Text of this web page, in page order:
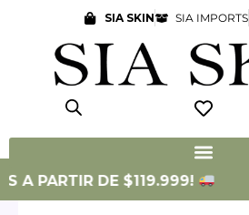
contenido
SIA SKIN SIA IMPORTS
A PARTIR DE $119.999!